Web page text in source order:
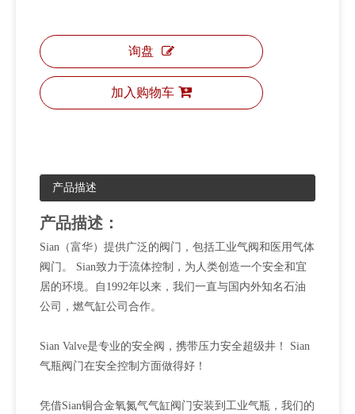
询盘
加入购物车
产品描述
产品描述：
Sian（富华）提供广泛的阀门，包括工业气阀和医用气体
阀门。 Sian致力于流体控制，为人类创造一个安全和宜
居的环境。自1992年以来，我们一直与国内外知名石油
公司，燃气缸公司合作。
Sian Valve是专业的安全阀，携带压力安全超级井！ Sian
气瓶阀门在安全控制方面做得好！
凭借Sian铜合金氧氮气气缸阀门安装到工业气瓶，我们的